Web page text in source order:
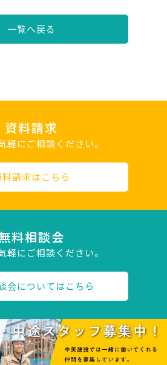
一覧へ戻る
資料請求
軽にご相談ください。
料請求はこちら
料相談会
軽にご相談ください。
会についてはこちら